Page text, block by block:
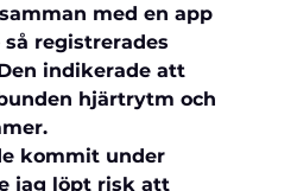
med en app
så registrerades
indikerade att
hjärtrytm och
kommit under
jag löpt risk att